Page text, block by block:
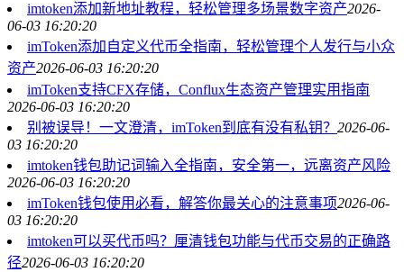
imtoken添加新地址教程，轻松管理多场景数字资产2026-
06-03 16:20:20
imToken添加自定义代币全指南，轻松管理个人发行与小众
资产2026-06-03 16:20:20
imToken支持CFX存储，Conflux生态资产管理实用指南
2026-06-03 16:20:20
别被误导！一文澄清，imToken到底有没有私钥？ 2026-06-
03 16:20:20
imtoken钱包助记词输入全指南，安全第一，远离资产风险
2026-06-03 16:20:20
imToken钱包使用必看，解答你最关心的注意事项2026-06-
03 16:20:20
imtoken可以买代币吗？厘清钱包功能与代币交易的正确路
径2026-06-03 16:20:20